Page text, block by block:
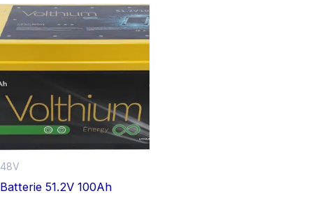
48V
Batterie 51.2V 100Ah
Plage
de
prix :
$2,500.00
à
$2,649.98
Ce
produit
a
plusieurs
variations.
Les
options
peuvent